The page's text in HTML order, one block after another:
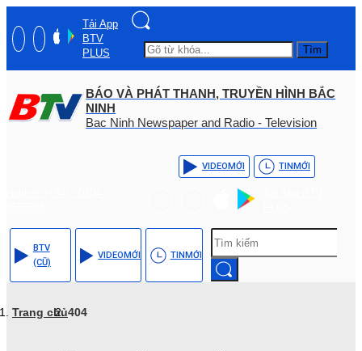
Tải App
BTV
PLUS
Tìm
BÁO VÀ PHÁT THANH, TRUYỀN HÌNH BẮC
NINH
Bac Ninh Newspaper and Radio - Television
VIDEOMỚI TINMỚI
BTV
(CŨ)
VIDEOMỚI TINMỚI
Trang chủ404